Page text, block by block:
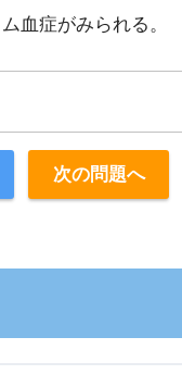
血症がみられる。
次の問題へ